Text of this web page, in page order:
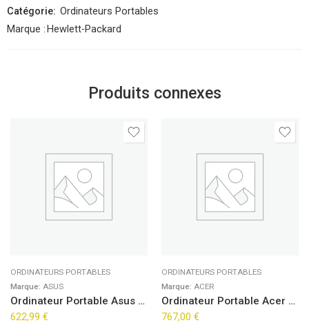
Catégorie: Ordinateurs Portables
Marque : Hewlett-Packard
Produits connexes
ORDINATEURS PORTABLES
Marque: ASUS
Ordinateur Portable Asus VivoBook 15 X1504ZA-BQ831W (15,6″)
622,99 €
ORDINATEURS PORTABLES
Marque: ACER
Ordinateur Portable Acer Aspire Go 15 AG15-42P-R5K8 (15,6″)
767,00 €